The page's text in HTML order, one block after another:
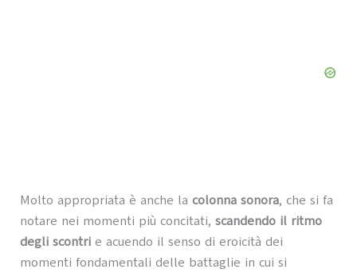
Molto appropriata è anche la colonna sonora, che si fa
notare nei momenti più concitati, scandendo il ritmo
degli scontrie acuendo il senso di eroicità dei
momenti fondamentali delle battaglie in cui si